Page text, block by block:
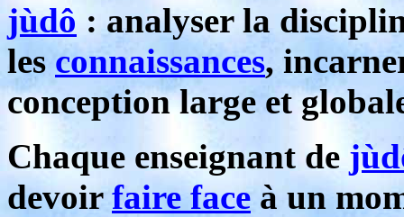
jùdô : analyser la
les connaissances,
conception large et
Chaque enseignant de
devoirfaire faceà un